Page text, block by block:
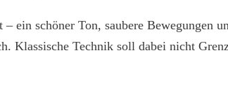
ein schöner Ton, saubere Bewegungen
Klassische Technik soll dabei nicht